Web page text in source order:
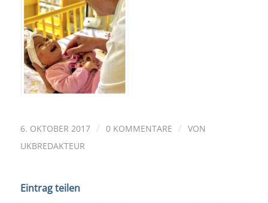
6. OKTOBER 2017 / 0 KOMMENTARE / VON
UKBREDAKTEUR
Eintrag teilen